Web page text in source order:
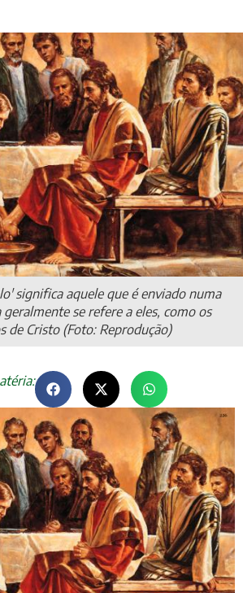
significa aquele que é enviado numa
se refere a eles, como os
de Cristo (Foto: Reprodução)